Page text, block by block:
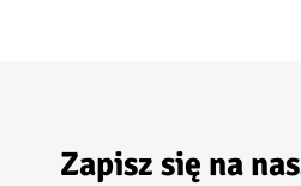
Zapisz się na